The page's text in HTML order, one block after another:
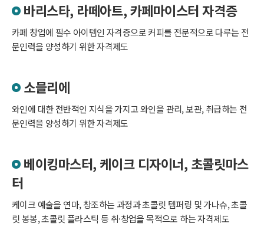
바리스타, 라떼아트, 카페마이스터 자격증
카페 창업에 필수 아이템인 자격증으로 커피를 전문적으로 다루는 전
문인력을 양성하기 위한 자격제도
소믈리에
와인에 대한 전반적인 지식을 가지고 와인을 관리, 보관, 취급하는 전
문인력을 양성하기 위한 자격제도
베이킹마스터, 케이크 디자이너, 초콜릿마스
터
케이크 예술을 연마, 창조하는 과정과 초콜릿 템퍼링 및 가나슈, 초콜
릿 봉봉, 초콜릿 플라스틱 등 취·창업을 목적으로 하는 자격제도